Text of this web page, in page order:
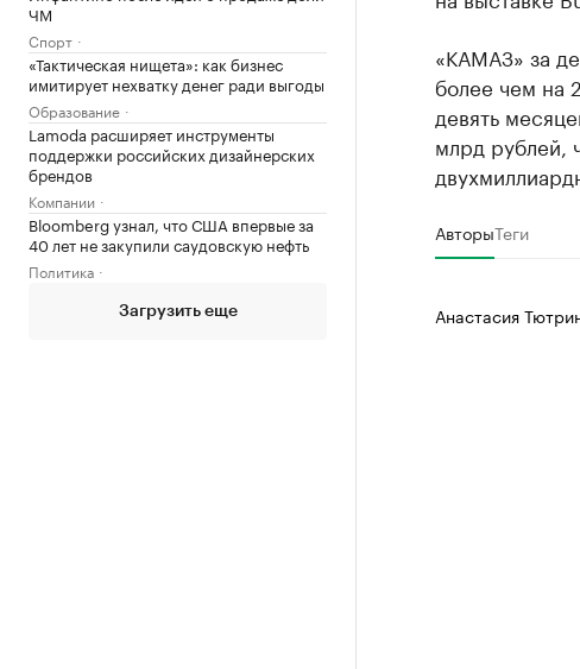
ЧМ
Спорт
«Тактическая нищета»: как бизнес
имитирует нехватку денег ради выгоды
Образование
Lamoda расширяет инструменты
поддержки российских дизайнерских
брендов
Компании
Bloomberg узнал, что США впервые за
40 лет не закупили саудовскую нефть
Политика
Загрузить еще
«КАМАЗ» за
более чем на
девять
млрд рублей,
АвторыТеги
Анастасия